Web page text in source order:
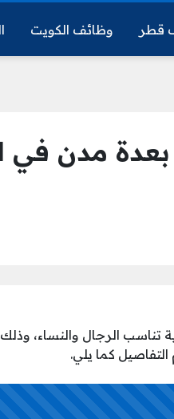
قطر وظائف الكويت
بعدة مدن في
تناسب الرجال والنساء،
كما يلي.